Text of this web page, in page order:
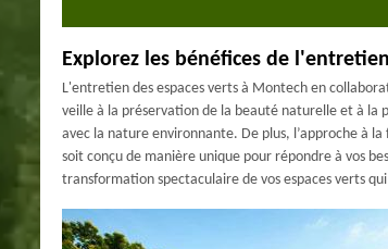
Explorez les bénéfices de
L'entretien des espaces verts à Montech en
veille à la préservation de la beauté naturelle et à la
avec la nature environnante. De plus, l’approche à
soit conçu de manière unique pour répondre à vos
transformation spectaculaire de vos espaces verts